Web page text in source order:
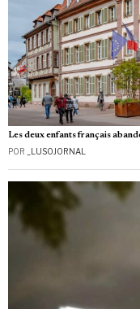
Les deux enfants français
POR _LUSOJORNAL